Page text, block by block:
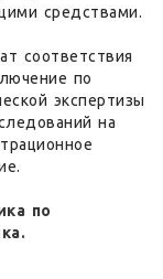
средствами.
соответствия
по
экспертизы
на
по